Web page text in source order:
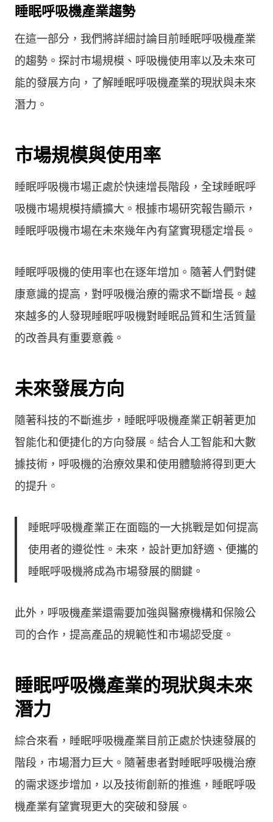
睡眠呼吸機產業趨勢
在這一部分，我們將詳細討論目前睡眠呼吸機產業
的趨勢。探討市場規模、呼吸機使用率以及未來可
能的發展方向，了解睡眠呼吸機產業的現狀與未來
潛力。
市場規模與使用率
睡眠呼吸機市場正處於快速增長階段，全球睡眠呼
吸機市場規模持續擴大。根據市場研究報告顯示，
睡眠呼吸機市場在未來幾年內有望實現穩定增長。
睡眠呼吸機的使用率也在逐年增加。隨著人們對健
康意識的提高，對呼吸機治療的需求不斷增長。越
來越多的人發現睡眠呼吸機對睡眠品質和生活質量
的改善具有重要意義。
未來發展方向
隨著科技的不斷進步，睡眠呼吸機產業正朝著更加
智能化和便捷化的方向發展。結合人工智能和大數
據技術，呼吸機的治療效果和使用體驗將得到更大
的提升。
睡眠呼吸機產業正在面臨的一大挑戰是如何提高
使用者的遵從性。未來，設計更加舒適、便攜的
睡眠呼吸機將成為市場發展的關鍵。
此外，呼吸機產業還需要加強與醫療機構和保險公
司的合作，提高產品的規範性和市場認受度。
睡眠呼吸機產業的現狀與未來
潛力
綜合來看，睡眠呼吸機產業目前正處於快速發展的
階段，市場潛力巨大。隨著患者對睡眠呼吸機治療
的需求逐步增加，以及技術創新的推進，睡眠呼吸
機產業有望實現更大的突破和發展。